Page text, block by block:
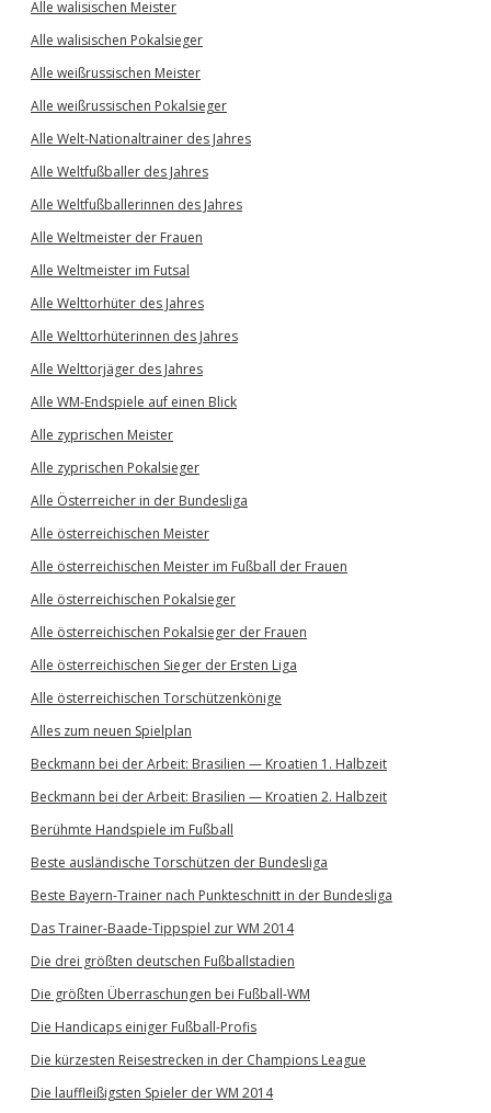
Alle walisischen Meister
Alle walisischen Pokalsieger
Alle weißrussischen Meister
Alle weißrussischen Pokalsieger
Alle Welt-Nationaltrainer des Jahres
Alle Weltfußballer des Jahres
Alle Weltfußballerinnen des Jahres
Alle Weltmeister der Frauen
Alle Weltmeister im Futsal
Alle Welttorhüter des Jahres
Alle Welttorhüterinnen des Jahres
Alle Welttorjäger des Jahres
Alle WM-Endspiele auf einen Blick
Alle zyprischen Meister
Alle zyprischen Pokalsieger
Alle Österreicher in der Bundesliga
Alle österreichischen Meister
Alle österreichischen Meister im Fußball der Frauen
Alle österreichischen Pokalsieger
Alle österreichischen Pokalsieger der Frauen
Alle österreichischen Sieger der Ersten Liga
Alle österreichischen Torschützenkönige
Alles zum neuen Spielplan
Beckmann bei der Arbeit: Brasilien — Kroatien 1. Halbzeit
Beckmann bei der Arbeit: Brasilien — Kroatien 2. Halbzeit
Berühmte Handspiele im Fußball
Beste ausländische Torschützen der Bundesliga
Beste Bayern-Trainer nach Punkteschnitt in der Bundesliga
Das Trainer-Baade-Tippspiel zur WM 2014
Die drei größten deutschen Fußballstadien
Die größten Überraschungen bei Fußball-WM
Die Handicaps einiger Fußball-Profis
Die kürzesten Reisestrecken in der Champions League
Die lauffleißigsten Spieler der WM 2014